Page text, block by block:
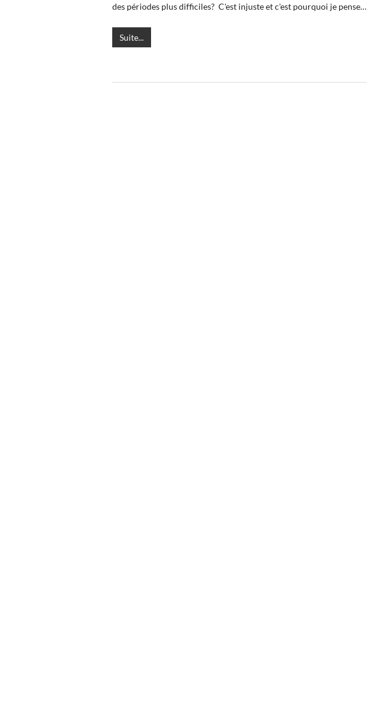
des périodes plus difficiles? C'est injuste et c'est pourquoi je pense…
Suite...